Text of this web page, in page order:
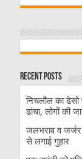
Recent Posts
निचलौल का
ढांचा, लोगों की
जलभराव व जर्जर
से लगाई गुहार